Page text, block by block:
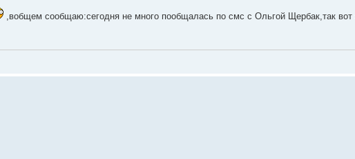
,вобщем сообщаю:сегодня не много пообщалась по смс с Ольгой Щербак,так вот